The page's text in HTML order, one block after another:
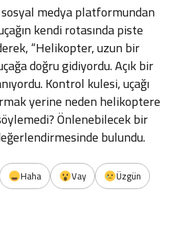
medya platformundan
kendi rotasında piste
“Helikopter, uzun bir
doğru gidiyordu. Açık bir
Kontrol kulesi, uçağı
yerine neden helikoptere
Önlenebilecek bir
bulundu.
Haha Vay
Üzgün